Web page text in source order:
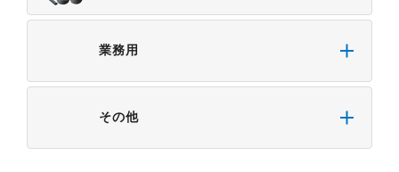
業務用
その他